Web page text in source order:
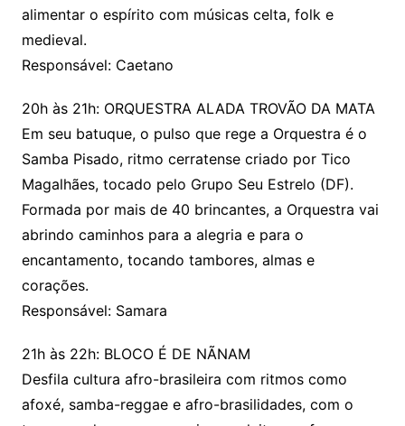
alimentar o espírito com músicas celta, folk e
medieval.
Responsável: Caetano
20h às 21h: ORQUESTRA ALADA TROVÃO DA MATA
Em seu batuque, o pulso que rege a Orquestra é o
Samba Pisado, ritmo cerratense criado por Tico
Magalhães, tocado pelo Grupo Seu Estrelo (DF).
Formada por mais de 40 brincantes, a Orquestra vai
abrindo caminhos para a alegria e para o
encantamento, tocando tambores, almas e
corações.
Responsável: Samara
21h às 22h: BLOCO É DE NÃNAM
Desfila cultura afro-brasileira com ritmos como
afoxé, samba-reggae e afro-brasilidades, com o